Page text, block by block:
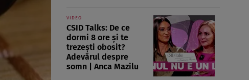
VIDEO
CSID Talks: De ce
dormi 8 ore și te
trezești obosit?
Adevărul despre
somn | Anca Mazilu